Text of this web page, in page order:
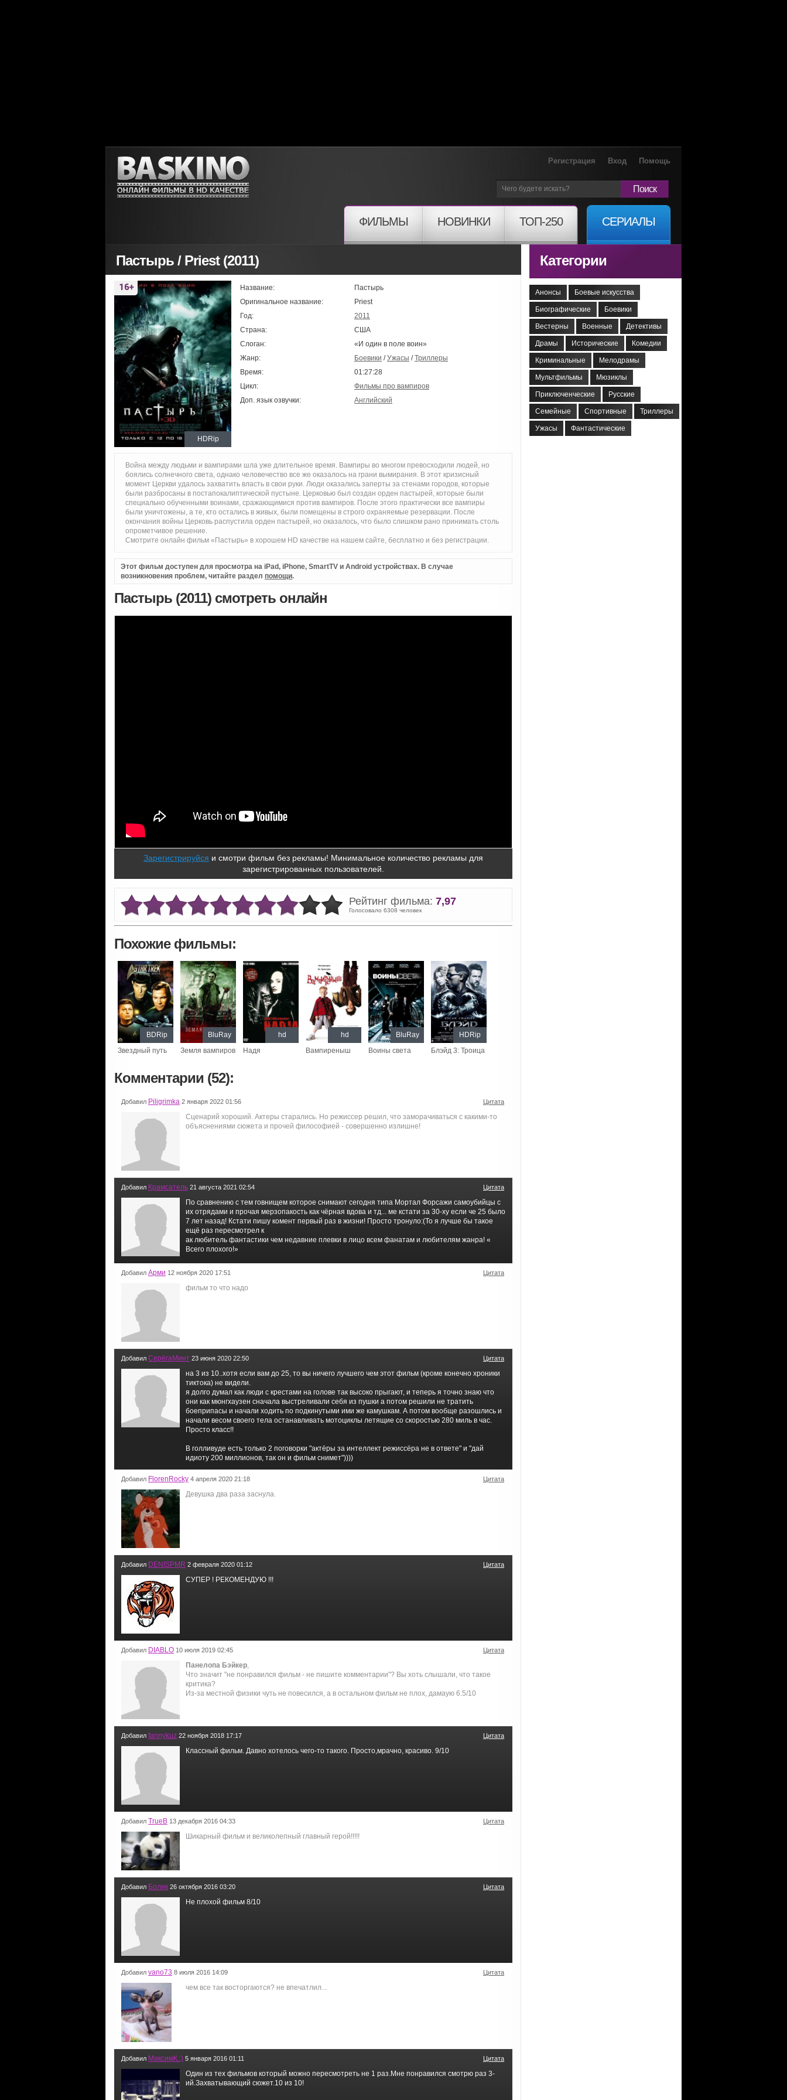
Регистрация Вход Помощь
Поиск
ФИЛЬМЫ НОВИНКИ ТОП-250 СЕРИАЛЫ
Пастырь / Priest (2011)
HDRip
Название:
Пастырь
Оригинальное название:
Priest
Год:
2011
Страна:
США
Слоган:
«И один в поле воин»
Жанр:
Боевики /Ужасы /Триллеры
Время:
01:27:28
Цикл:
Фильмы про вампиров
Доп. язык озвучки:
Английский
Война между людьми и вампирами шла уже длительное время. Вампиры во многом превосходили людей, но
боялись солнечного света, однако человечество все же оказалось на грани вымирания. В этот кризисный
момент Церкви удалось захватить власть в свои руки. Люди оказались заперты за стенами городов, которые
были разбросаны в постапокалиптической пустыне. Церковью был создан орден пастырей, которые были
специально обученными воинами, сражающимися против вампиров. После этого практически все вампиры
были уничтожены, а те, кто остались в живых, были помещены в строго охраняемые резервации. После
окончания войны Церковь распустила орден пастырей, но оказалось, что было слишком рано принимать столь
опрометчивое решение.
Смотрите онлайн фильм «Пастырь» в хорошем HD качестве на нашем сайте, бесплатно и без регистрации.
Этот фильм доступен для просмотра на iPad, iPhone, SmartTV и Android устройствах. В случае
возникновения проблем, читайте раздел помощи.
Пастырь (2011) смотреть онлайн
Зарегистрируйся и смотри фильм без рекламы! Минимальное количество рекламы для
зарегистрированных пользователей.
Рейтинг фильма: 7,97
Голосовало 6308 человек
Похожие фильмы:
Звездный путь
BDRip
Земля вампиров
BluRay
Надя
hd
Вампиреныш
hd
Воины света
BluRay
Блэйд 3: Троица
HDRip
Комментарии (52):
Добавил Piligrimka 2 января 2022 01:56 Цитата
Сценарий хороший. Актеры старались. Но режиссер решил, что заморачиваться с какими-то
объяснениями сюжета и прочей философией - совершенно излишне!
Добавил Крамсатель 21 августа 2021 02:54 Цитата
По сравнению с тем говнищем которое снимают сегодня типа Мортал Форсажи самоубийцы с
их отрядами и прочая мерзопакость как чёрная вдова и тд... ме кстати за 30-ху если че 25 было
7 лет назад! Кстати пишу комент первый раз в жизни! Просто тронуло:(То я лучше бы такое
ещё раз пересмотрел к
ак любитель фантастики чем недавние плевки в лицо всем фанатам и любителям жанра! «
Всего плохого!»
Добавил Арми 12 ноября 2020 17:51 Цитата
фильм то что надо
Добавил СерёгаМинт 23 июня 2020 22:50 Цитата
на 3 из 10..хотя если вам до 25, то вы ничего лучшего чем этот фильм (кроме конечно хроники
тиктока) не видели.
я долго думал как люди с крестами на голове так высоко прыгают, и теперь я точно знаю что
они как мюнгхаузен сначала выстреливали себя из пушки а потом решили не тратить
боеприпасы и начали ходить по подкинутыми ими же камушкам. А потом вообще разошлись и
начали весом своего тела останавливать мотоциклы летящие со скоростью 280 миль в час.
Просто класс!!
В голливуде есть только 2 поговорки "актёры за интеллект режиссёра не в ответе" и "дай
идиоту 200 миллионов, так он и фильм снимет"))))
Добавил FlorenRocky 4 апреля 2020 21:18 Цитата
Девушка два раза заснула.
Добавил DENISPMR 2 февраля 2020 01:12 Цитата
СУПЕР ! РЕКОМЕНДУЮ !!!
Добавил DIABLO 10 июля 2019 02:45 Цитата
Панелопа Бэйкер
Что значит "не понравился фильм - не пишите комментарии"? Вы хоть слышали, что такое
критика?
Из-за местной физики чуть не повесился, а в остальном фильм не плох, дамаую 6.5/10
Добавил fannykuz 22 ноября 2018 17:17 Цитата
Классный фильм. Давно хотелось чего-то такого. Просто,мрачно, красиво. 9/10
Добавил TrueB 13 декабря 2016 04:33 Цитата
Шикарный фильм и великолепный главный герой!!!!!
Добавил Болик 26 октября 2016 03:20 Цитата
Не плохой фильм 8/10
Добавил vano73 8 июля 2016 14:09 Цитата
чем все так восторгаются? не впечатлил...
Добавил МаксимК.:) 5 января 2016 01:11 Цитата
Один из тех фильмов который можно пересмотреть не 1 раз.Мне понравился смотрю раз 3-
ий.Захватывающий сюжет.10 из 10!
Категории
Анонсы Боевые искусства
Биографические Боевики
Вестерны Военные Детективы
Драмы Исторические Комедии
Криминальные Мелодрамы
Мультфильмы Мюзиклы
Приключенческие Русские
Семейные Спортивные Триллеры
Ужасы Фантастические